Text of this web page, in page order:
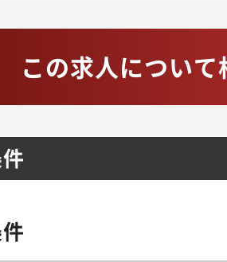
この求人につい